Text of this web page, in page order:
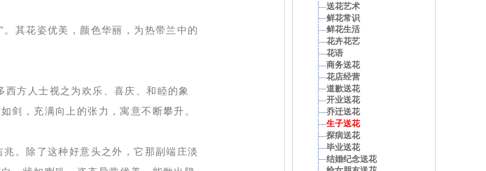
其花姿优美，颜色华丽，为热带兰中的
方人士视之为欢乐、喜庆、和睦的象
剑，充满向上的张力，寓意不断攀升。
。除了这种好意头之外，它那副端庄淡
送花艺术
鲜花常识
鲜花生活
花卉花艺
花语
商务送花
花店经营
道歉送花
开业送花
乔迁送花
生子送花
探病送花
毕业送花
结婚纪念送花